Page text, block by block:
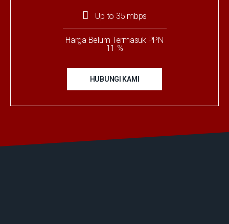
Up to 35 mbps
Harga Belum Termasuk PPN
11 %
HUBUNGI KAMI